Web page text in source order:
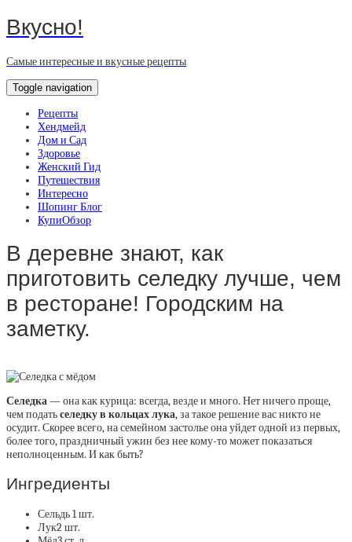
Вкусно!
Самые интересные и вкусные рецепты
Toggle navigation
Рецепты
Хендмейд
Дом и Сад
Здоровье
Женский Гид
Путешествия
Интересно
Шопинг Блог
КупиОбзор
В деревне знают, как
приготовить селедку лучше, чем
в ресторане! Городским на
заметку.
Селедка— она как курица: всегда, везде и много. Нет ничего проще,
чем податьселедку в кольцах лука, за такое решение вас никто не
осудит. Скорее всего, на семейном застолье она уйдет одной из первых,
более того, праздничный ужин без нее кому-то может показаться
неполноценным. И как быть?
Ингредиенты
Сельдь 1 шт.
Лук2 шт.